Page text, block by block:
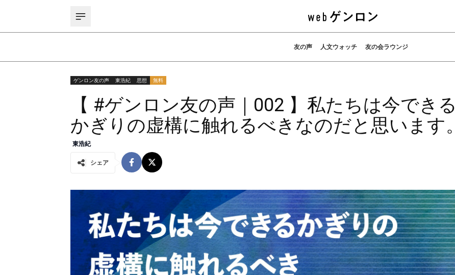
友の声 人文ウォッチ 友の会ラウンジ
ゲンロン友の声 東浩紀 思想 無料
【 #ゲンロン友の声｜002 】私たちは今できる
かぎりの虚構に触れるべきなのだと思います。
東浩紀
シェア